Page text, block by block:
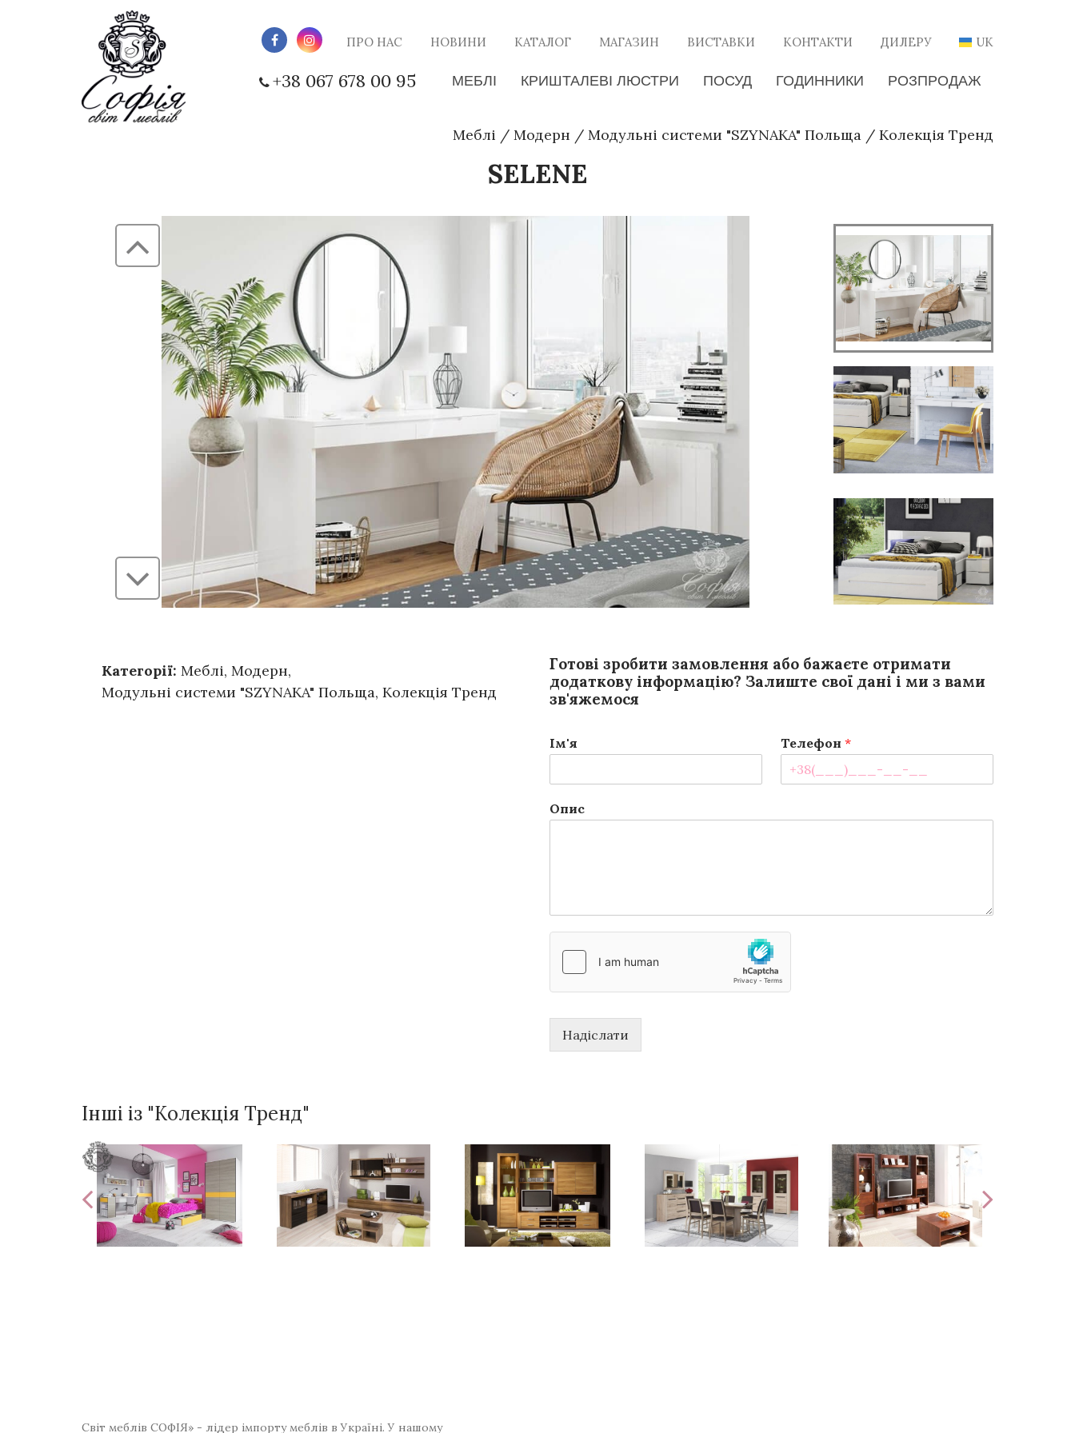
ПРО НАС НОВИНИ КАТАЛОГ МАГАЗИН ВИСТАВКИ КОНТАКТИ ДИЛЕРУ UK
+38 067 678 00 95 МЕБЛІ КРИШТАЛЕВІ ЛЮСТРИ ПОСУД ГОДИННИКИ РОЗПРОДАЖ
Меблі / Модерн / Модульні системи "SZYNAKA" Польща / Колекція Тренд
SELENE
Категорії: Меблі, Модерн,
Модульні системи "SZYNAKA" Польща, Колекція Тренд
Готові зробити замовлення або бажаєте отримати
додаткову інформацію? Залиште свої дані і ми з вами
зв'яжемося
Ім'я Телефон *
Опис
Надіслати
Інші із "Колекція Тренд"
Світ меблів СОФІЯ» - лідер імпорту меблів в Україні. У нашому